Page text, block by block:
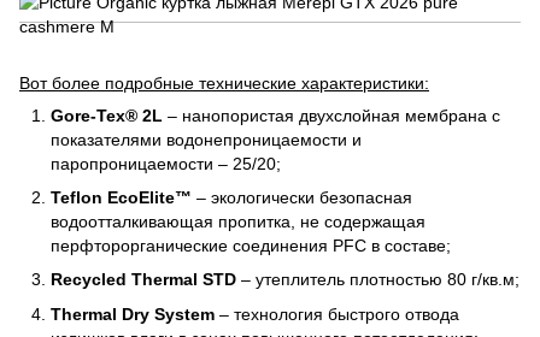
Вот более подробные технические характеристики:
Gore-Tex® 2L – нанопористая двухслойная мембрана с
показателями водонепроницаемости и
паропроницаемости – 25/20;
Teflon EcoElite™ – экологически безопасная
водоотталкивающая пропитка, не содержащая
перфторорганические соединения PFC в составе;
Recycled Thermal STD – утеплитель плотностью 80 г/кв.м;
Thermal Dry System – технология быстрого отвода